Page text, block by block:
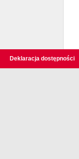
Deklaracja dostępności